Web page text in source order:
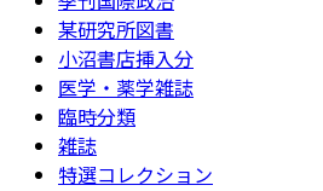
某研究所図書
小沼書店挿入分
医学・薬学雑誌
臨時分類
雑誌
特選コレクション